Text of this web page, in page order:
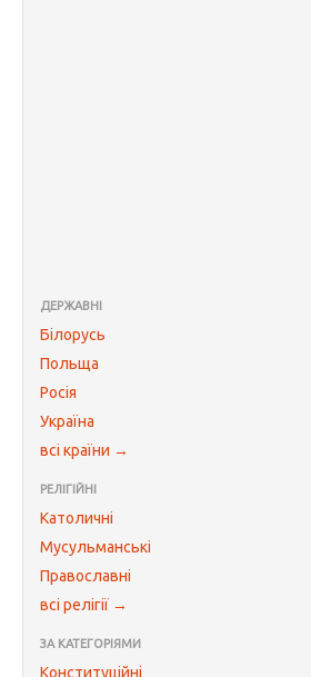
ДЕРЖАВНІ
Білорусь
Польща
Росія
Україна
всі країни →
РЕЛІГІЙНІ
Католичні
Мусульманські
Православні
всі релігії →
ЗА КАТЕГОРІЯМИ
Конституційні